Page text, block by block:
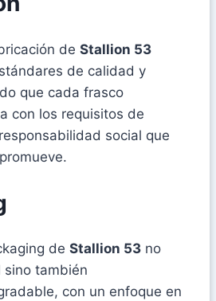
de Stallion 53
de calidad y
que cada frasco
con los requisitos de
social que
promueve.
de Stallion 53 no
sino también
con un enfoque en